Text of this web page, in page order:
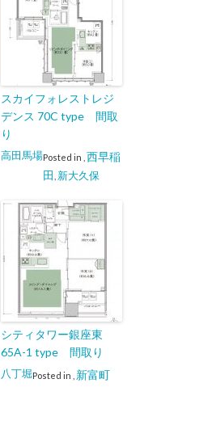
スカイフォレストレジ
デンス 70C type 間取
り
Posted in
高田馬場
西早稲
田 新大久保
シティタワー銀座東
65A-1 type 間取り
Posted in
八丁堀 新富町